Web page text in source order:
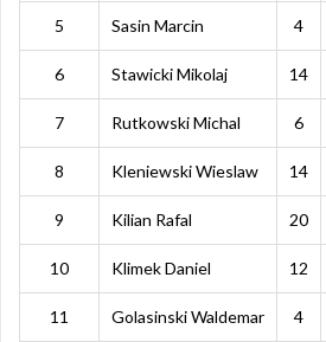
5 Sasin Marcin 4
6 Stawicki Mikolaj 14
7 Rutkowski Michal 6
8 Kleniewski Wieslaw 14
9 Kilian Rafal 20
10 Klimek Daniel 12
11 Golasinski Waldemar 4